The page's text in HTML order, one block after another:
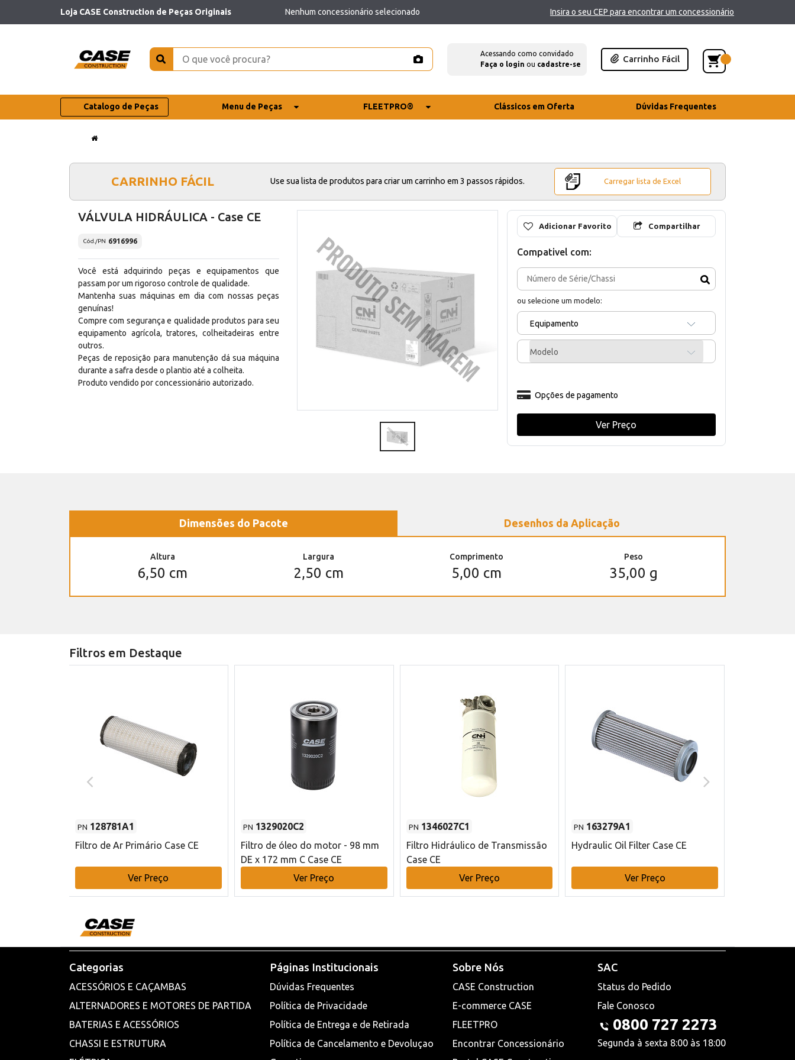
Loja CASE Construction de Peças Originais Nenhum concessionário selecionado Insira o seu CEP para encontrar um concessionário
Acessando como convidado
Faça o login ou cadastre-se
Carrinho Fácil
Catalogo de Peças Menu de Peças FLEETPRO® Clássicos em Oferta Dúvidas Frequentes
CARRINHO FÁCIL Use sua lista de produtos para criar um carrinho em 3 passos rápidos. Carregar lista de Excel
VÁLVULA HIDRÁULICA - Case CE
Cód./PN 6916996
Você está adquirindo peças e equipamentos que
passam por um rigoroso controle de qualidade.
Mantenha suas máquinas em dia com nossas peças
genuínas!
Compre com segurança e qualidade produtos para seu
equipamento agrícola, tratores, colheitadeiras entre
outros.
Peças de reposição para manutenção dá sua máquina
durante a safra desde o plantio até a colheita.
Produto vendido por concessionário autorizado.
Adicionar Favorito Compartilhar
Compativel com:
ou selecione um modelo:
Equipamento
Modelo
Opções de pagamento
Ver Preço
Dimensões do Pacote Desenhos da Aplicação
Altura
6,50 cm
Largura
2,50 cm
Comprimento
5,00 cm
Peso
35,00 g
Filtros em Destaque
PN 128781A1
Filtro de Ar Primário Case CE
Ver Preço
PN 1329020C2
Filtro de óleo do motor - 98 mm
DE x 172 mm C Case CE
Ver Preço
PN 1346027C1
Filtro Hidráulico de Transmissão
Case CE
Ver Preço
PN 163279A1
Hydraulic Oil Filter Case CE
Ver Preço
Categorias
ACESSÓRIOS E CAÇAMBAS
ALTERNADORES E MOTORES DE PARTIDA
BATERIAS E ACESSÓRIOS
CHASSI E ESTRUTURA
Páginas Institucionais
Dúvidas Frequentes
Política de Privacidade
Política de Entrega e de Retirada
Política de Cancelamento e Devoluçao
Sobre Nós
CASE Construction
E-commerce CASE
FLEETPRO
Encontrar Concessionário
SAC
Status do Pedido
Fale Conosco
0800 727 2273
Segunda à sexta 8:00 às 18:00